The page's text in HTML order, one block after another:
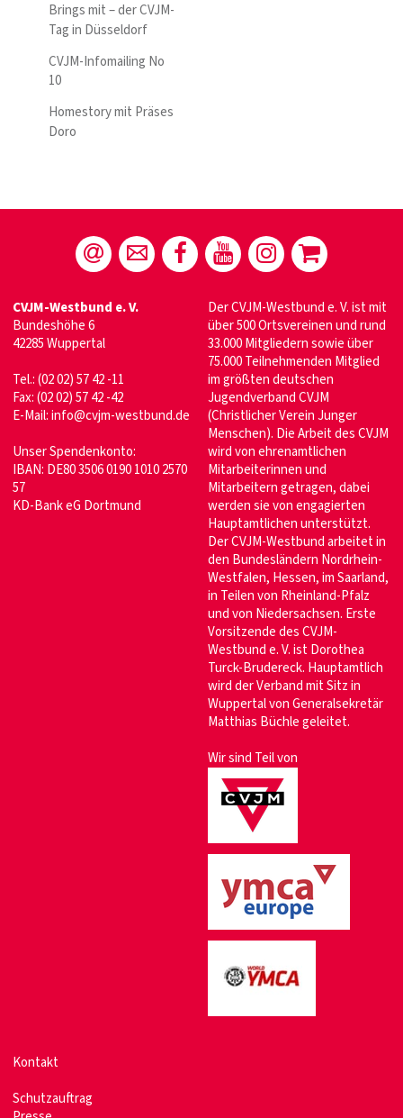
Brings mit – der CVJM-
Tag in Düsseldorf
CVJM-Infomailing No
10
Homestory mit Präses
Doro
CVJM-Westbund e. V.
Bundeshöhe 6
42285 Wuppertal
Tel.: (02 02) 57 42 -11
Fax: (02 02) 57 42 -42
E-Mail:info@cvjm-westbund.de
Unser Spendenkonto:
IBAN: DE80 3506 0190 1010 2570
57
KD-Bank eG Dortmund
Der CVJM-Westbund e. V. ist mit
über 500 Ortsvereinen und rund
33.000 Mitgliedern sowie über
75.000 Teilnehmenden Mitglied
im größten deutschen
Jugendverband CVJM
(Christlicher Verein Junger
Menschen). Die Arbeit des CVJM
wird von ehrenamtlichen
Mitarbeiterinnen und
Mitarbeitern getragen, dabei
werden sie von engagierten
Hauptamtlichen unterstützt.
Der CVJM-Westbund arbeitet in
den Bundesländern Nordrhein-
Westfalen, Hessen, im Saarland,
in Teilen von Rheinland-Pfalz
und von Niedersachsen. Erste
Vorsitzende des CVJM-
Westbund e. V. ist Dorothea
Turck-Brudereck. Hauptamtlich
wird der Verband mit Sitz in
Wuppertal von Generalsekretär
Matthias Büchle geleitet.
Wir sind Teil von
Kontakt
Schutzauftrag